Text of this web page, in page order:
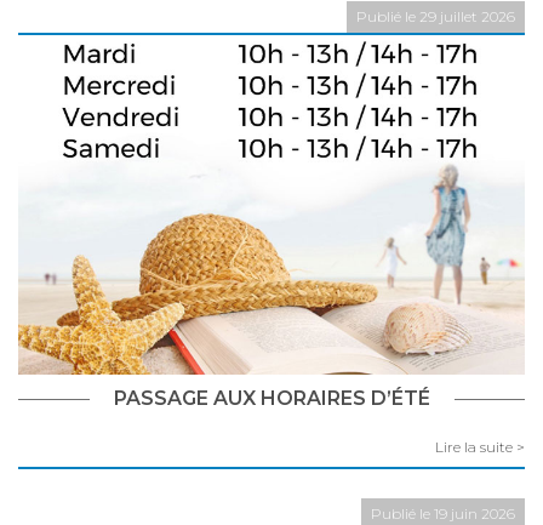
Publié le 29 juillet 2026
PASSAGE AUX HORAIRES D’ÉTÉ
Lire la suite >
Publié le 19 juin 2026